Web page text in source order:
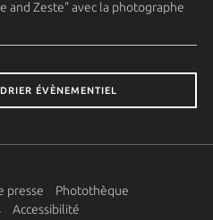
and Zeste" avec la photographe
ÉVÈNEMENTIEL
presse
Photothèque
Accessibilité